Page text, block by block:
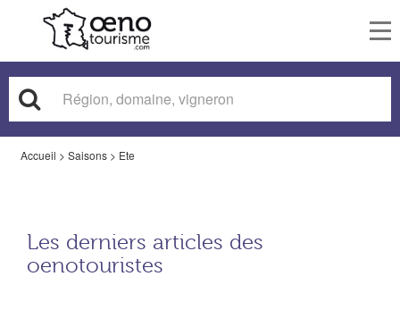
Accueil > Saisons > Ete
Les derniers articles des
oenotouristes